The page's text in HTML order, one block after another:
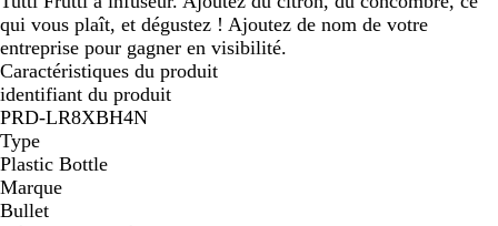
qui vous plaît, et dégustez ! Ajoutez de nom de votre
entreprise pour gagner en visibilité.
Caractéristiques du produit
identifiant du produit
PRD-LR8XBH4N
Type
Plastic Bottle
Marque
Bullet